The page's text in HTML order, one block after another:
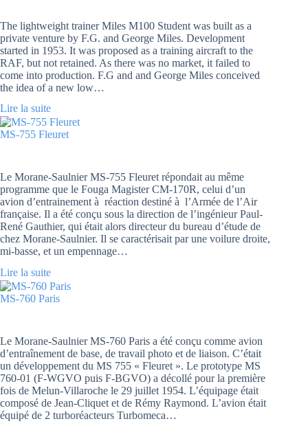
The lightweight trainer Miles M100 Student was built as a
private venture by F.G. and George Miles. Development
started in 1953. It was proposed as a training aircraft to the
RAF, but not retained. As there was no market, it failed to
come into production. F.G and and George Miles conceived
the idea of a new low…
Lire la suite
MS-755 Fleuret
Le Morane-Saulnier MS-755 Fleuret répondait au même
programme que le Fouga Magister CM-170R, celui d’un
avion d’entrainement à réaction destiné à l’Armée de l’Air
française. Il a été conçu sous la direction de l’ingénieur Paul-
René Gauthier, qui était alors directeur du bureau d’étude de
chez Morane-Saulnier. Il se caractérisait par une voilure droite,
mi-basse, et un empennage…
Lire la suite
MS-760 Paris
Le Morane-Saulnier MS-760 Paris a été conçu comme avion
d’entraînement de base, de travail photo et de liaison. C’était
un développement du MS 755 « Fleuret ». Le prototype MS
760-01 (F-WGVO puis F-BGVO) a décollé pour la première
fois de Melun-Villaroche le 29 juillet 1954. L’équipage était
composé de Jean-Cliquet et de Rémy Raymond. L’avion était
équipé de 2 turboréacteurs Turbomeca…